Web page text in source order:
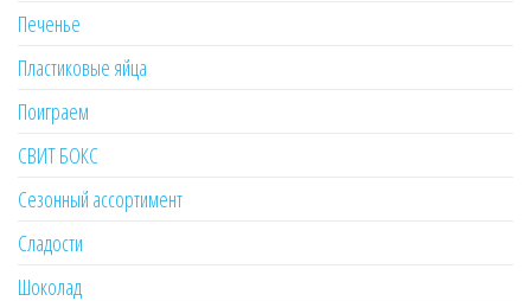
Печенье
Пластиковые яйца
Поиграем
СВИТ БОКС
Сезонный ассортимент
Сладости
Шоколад